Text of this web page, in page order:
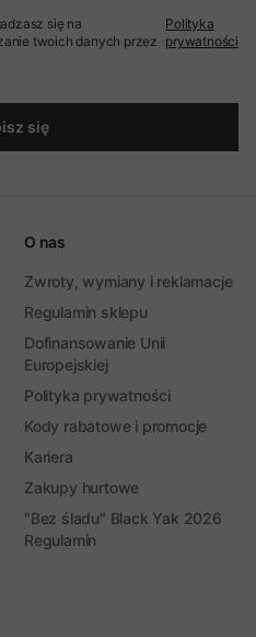
się na
twoich danych przez
Polityka
prywatności
się
O nas
Zwroty, wymiany i reklamacje
Regulamin sklepu
Dofinansowanie Unii
Europejskiej
Polityka prywatności
Kody rabatowe i promocje
Kariera
Zakupy hurtowe
"Bez śladu" Black Yak 2026
Regulamin